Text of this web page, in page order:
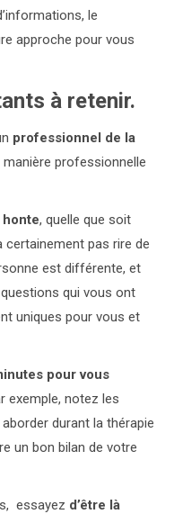
le
approche pour vous
à retenir.
professionnel de la
professionnelle
honte, quelle que soit
certainement pas rire de
est différente, et
qui vous ont
uniques pour vous et
pour vous
exemple, notez les
durant la thérapie
un bon bilan de votre
essayez d’être là